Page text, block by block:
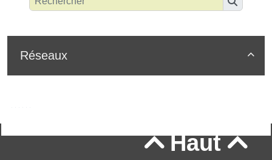

Réseaux
Haut